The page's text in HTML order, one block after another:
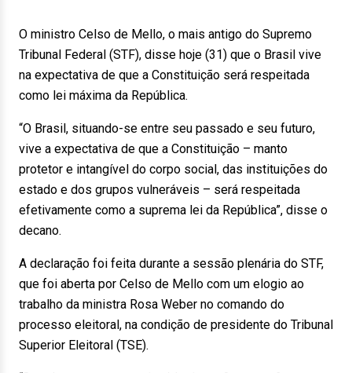
O ministro Celso de Mello, o mais antigo do Supremo
Tribunal Federal (STF), disse hoje (31) que o Brasil vive
na expectativa de que a Constituição será respeitada
como lei máxima da República.
“O Brasil, situando-se entre seu passado e seu futuro,
vive a expectativa de que a Constituição – manto
protetor e intangível do corpo social, das instituições do
estado e dos grupos vulneráveis – será respeitada
efetivamente como a suprema lei da República”, disse o
decano.
A declaração foi feita durante a sessão plenária do STF,
que foi aberta por Celso de Mello com um elogio ao
trabalho da ministra Rosa Weber no comando do
processo eleitoral, na condição de presidente do Tribunal
Superior Eleitoral (TSE).